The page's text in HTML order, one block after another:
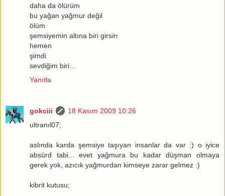
daha da ölürüm
bu yağan yağmur değil
ölüm
şemsiyemin altına biri girsin
hemen
şimdi
sevdiğim biri...
Yanıtla
gokciii
18 Kasım 2009 10:26
ultranıl07;
aslında karda şemsiye taşıyan insanlar da var :) o iyice
absürd tabi... evet yağmura bu kadar düşman olmaya
gerek yok, azıcık yağmurdan kimseye zarar gelmez :)
kibrit kutusu;